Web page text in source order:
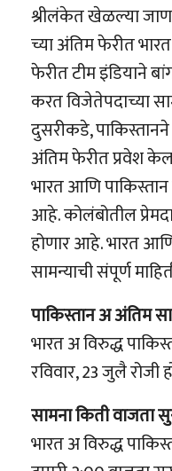
श्रीलंकेत खेळल्या
च्या अंतिम फेरीत
फेरीत टीम इंडियाने
करत विजेतेपदाच्या
दुसरीकडे,
अंतिम फेरीत प्रवेश
भारत आणि
आहे. कोलंबोतील
होणार आहे. भारत
सामन्याची संपूर्ण
पाकिस्तान अ अंतिम
भारत अ विरुद्ध
रविवार, 23 जुलै
सामना किती वाजता
भारत अ विरुद्ध